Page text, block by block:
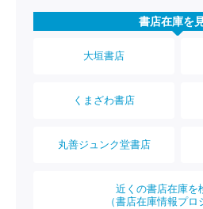
書店在庫を
大垣書店
くまざわ書店
丸善ジュンク堂書店
近くの書店在庫を
（書店在庫情報プロ